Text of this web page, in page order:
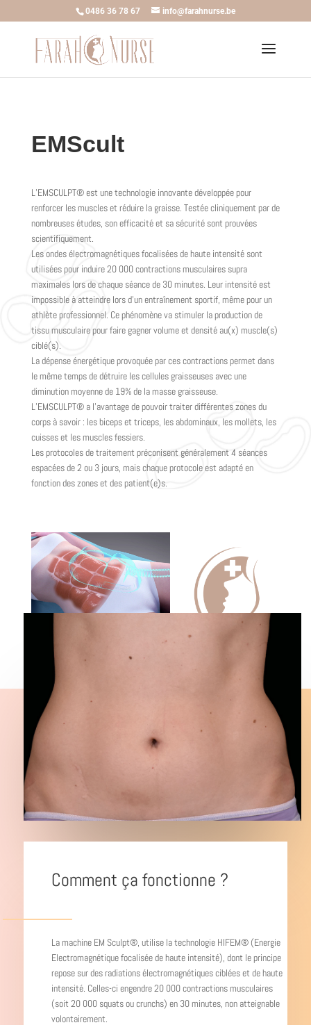
0486 36 78 67 info@farahnurse.be
EMScult
L’EMSCULPT® est une technologie innovante développée pour
renforcer les muscles et réduire la graisse. Testée cliniquement par de
nombreuses études, son efficacité et sa sécurité sont prouvées
scientifiquement.
Les ondes électromagnétiques focalisées de haute intensité sont
utilisées pour induire 20 000 contractions musculaires supra
maximales lors de chaque séance de 30 minutes. Leur intensité est
impossible à atteindre lors d’un entraînement sportif, même pour un
athlète professionnel. Ce phénomène va stimuler la production de
tissu musculaire pour faire gagner volume et densité au(x) muscle(s)
ciblé(s).
La dépense énergétique provoquée par ces contractions permet dans
le même temps de détruire les cellules graisseuses avec une
diminution moyenne de 19% de la masse graisseuse.
L’EMSCULPT® a l’avantage de pouvoir traiter différentes zones du
corps à savoir : les biceps et triceps, les abdominaux, les mollets, les
cuisses et les muscles fessiers.
Les protocoles de traitement préconisent généralement 4 séances
espacées de 2 ou 3 jours, mais chaque protocole est adapté en
fonction des zones et des patient(e)s.
Comment ça fonctionne ?
La machine EM Sculpt®, utilise la technologie HIFEM® (Energie
Electromagnétique focalisée de haute intensité), dont le principe
repose sur des radiations électromagnétiques ciblées et de haute
intensité. Celles-ci engendre 20 000 contractions musculaires
(soit 20 000 squats ou crunchs) en 30 minutes, non atteignable
volontairement.